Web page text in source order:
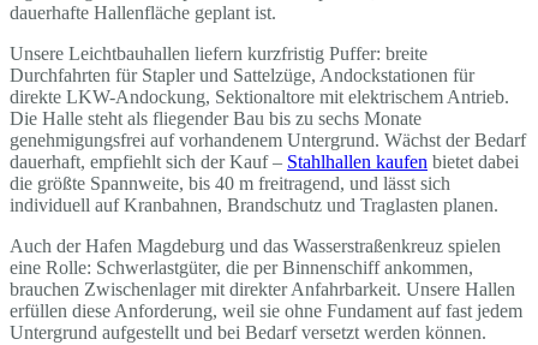
dauerhafte Hallenfläche geplant ist.
Unsere Leichtbauhallen liefern kurzfristig Puffer: breite
Durchfahrten für Stapler und Sattelzüge, Andockstationen für
direkte LKW-Andockung, Sektionaltore mit elektrischem Antrieb.
Die Halle steht als fliegender Bau bis zu sechs Monate
genehmigungsfrei auf vorhandenem Untergrund. Wächst der Bedarf
dauerhaft, empfiehlt sich der Kauf – Stahlhallen kaufen bietet dabei
die größte Spannweite, bis 40 m freitragend, und lässt sich
individuell auf Kranbahnen, Brandschutz und Traglasten planen.
Auch der Hafen Magdeburg und das Wasserstraßenkreuz spielen
eine Rolle: Schwerlastgüter, die per Binnenschiff ankommen,
brauchen Zwischenlager mit direkter Anfahrbarkeit. Unsere Hallen
erfüllen diese Anforderung, weil sie ohne Fundament auf fast jedem
Untergrund aufgestellt und bei Bedarf versetzt werden können.